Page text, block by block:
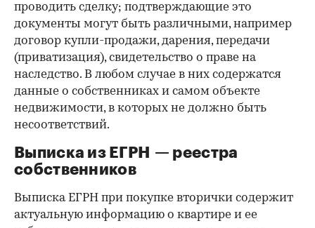
проводить сделку; подтверждающие это
документы могут быть различными, например
договор купли-продажи, дарения, передачи
(приватизация), свидетельство о праве на
наследство. В любом случае в них содержатся
данные о собственниках и самом объекте
недвижимости, в которых не должно быть
несоответствий.
Выписка из ЕГРН — реестра
собственников
Выписка ЕГРН при покупке вторички содержит
актуальную информацию о квартире и ее